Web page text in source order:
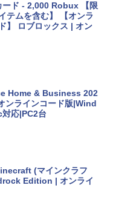
Air M5チップ搭載
ック：AIとApple Intell
チLiquid Retinaディ
、12MPセンターフレ
定】 HP ノートパソコ
ド - 2,000 Robux 【限
テムを含む】 【オンラ
】 ロブロックス | オン
Home & Business 202
ンラインコード版|Wind
応|PC2台
(マインクラフ
Edition | オンライ